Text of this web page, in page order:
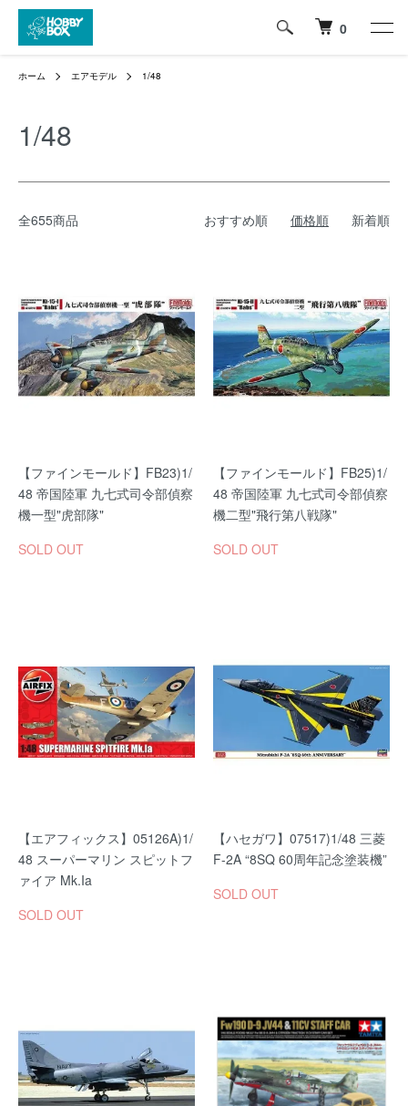
0
ホーム エアモデル 1/48
1/48
全655商品 おすすめ順 価格順 新着順
【ファインモールド】FB23)1/
48 帝国陸軍 九七式司令部偵察
機一型"虎部隊"
SOLD OUT
【ファインモールド】FB25)1/
48 帝国陸軍 九七式司令部偵察
機二型"飛行第八戦隊"
SOLD OUT
【エアフィックス】05126A)1/
48 スーパーマリン スピットフ
ァイア Mk.Ia
SOLD OUT
【ハセガワ】07517)1/48 三菱
F-2A “8SQ 60周年記念塗装機”
SOLD OUT